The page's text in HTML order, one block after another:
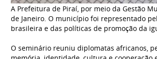
A Prefeitura de Piraí, por meio da Gestão
de Janeiro. O município foi representado
brasileira e das políticas de promoção da
O seminário reuniu diplomatas africanos,